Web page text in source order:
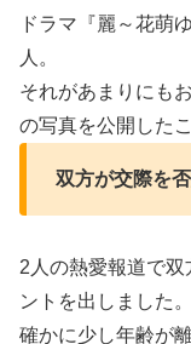
ドラマ『麗～花萌
人。
それがあまりにも
の写真を公開した
双方が交際を
2人の熱愛報道で
ントを出しました。
確かに少し年齢が